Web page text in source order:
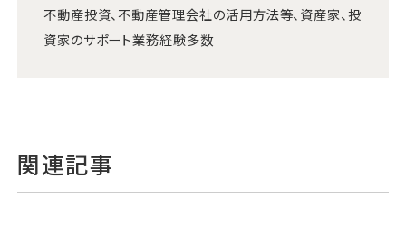
不動産投資、不動産管理会社の活用方法等、資産家、投
資家のサポート業務経験多数
関連記事